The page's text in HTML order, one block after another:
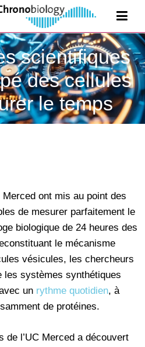
scientifiques
des cellules
le temps
ont mis au point des
de mesurer parfaitement le
biologique de 24 heures des
le mécanisme
vésicules, les chercheurs
les systèmes synthétiques
un rythme quotidien, à
de protéines.
de l’UC Merced a découvert